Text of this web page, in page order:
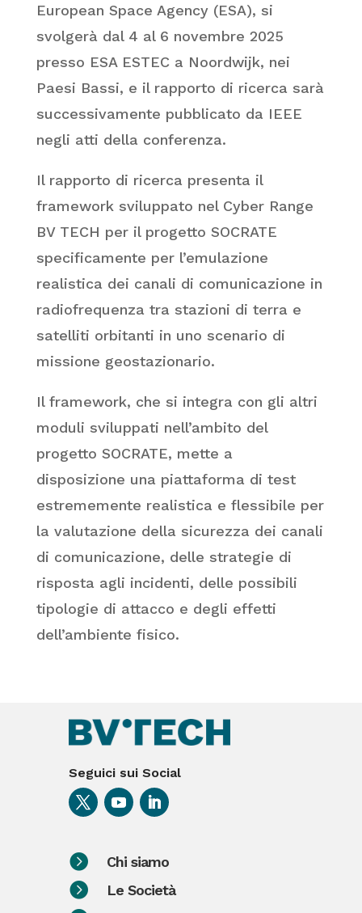
European Space Agency (ESA), si
svolgerà dal 4 al 6 novembre 2025
presso ESA ESTEC a Noordwijk, nei
Paesi Bassi, e il rapporto di ricerca sarà
successivamente pubblicato da IEEE
negli atti della conferenza.
Il rapporto di ricerca presenta il
framework sviluppato nel Cyber Range
BV TECH per il progetto SOCRATE
specificamente per l’emulazione
realistica dei canali di comunicazione in
radiofrequenza tra stazioni di terra e
satelliti orbitanti in uno scenario di
missione geostazionario.
Il framework, che si integra con gli altri
moduli sviluppati nell’ambito del
progetto SOCRATE, mette a
disposizione una piattaforma di test
estrememente realistica e flessibile per
la valutazione della sicurezza dei canali
di comunicazione, delle strategie di
risposta agli incidenti, delle possibili
tipologie di attacco e degli effetti
dell’ambiente fisico.
Seguici sui Social
 Chi siamo
 Le Società